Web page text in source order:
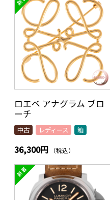
ロエベ アナグラム ブロ
ーチ
中古 レディース 箱
36,300円 （税込）